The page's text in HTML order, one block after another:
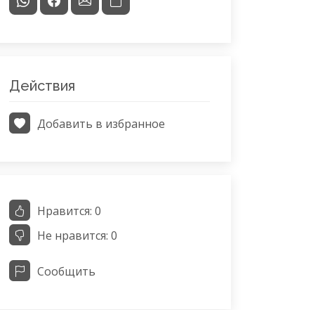
Действия
Добавить в избранное
Нравится: 0
Не нравится: 0
Сообщить